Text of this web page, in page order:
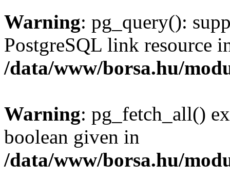
Warning: pg_query():
PostgreSQL link resource
/data/www/borsa.hu/
Warning: pg_fetch_all()
boolean given in
/data/www/borsa.hu/